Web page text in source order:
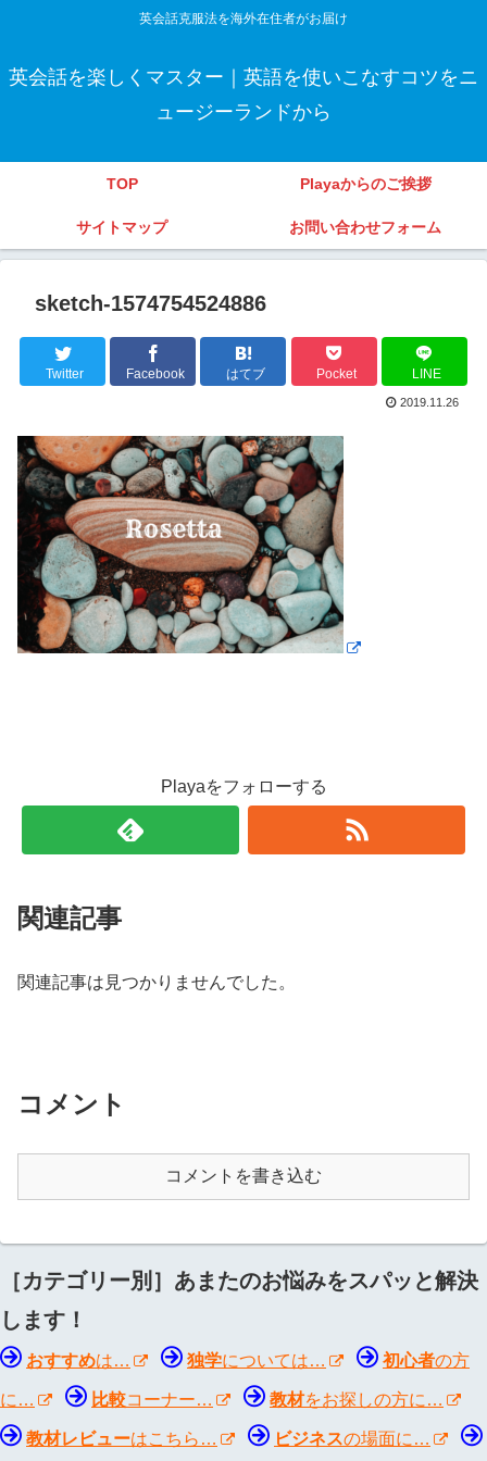
英会話克服法を海外在住者がお届け
英会話を楽しくマスター｜英語を使いこなすコツをニ
ュージーランドから
TOP Playaからのご挨拶
サイトマップ お問い合わせフォーム
sketch-1574754524886
Twitter Facebook はてブ Pocket LINE
2019.11.26
Playaをフォローする
関連記事
関連記事は見つかりませんでした。
コメント
コメントを書き込む
［カテゴリー別］あまたのお悩みをスパッと解決
します！
おすすめは… 独学については… 初心者の方
に… 比較コーナー… 教材をお探しの方に…
教材レビューはこちら… ビジネスの場面に…